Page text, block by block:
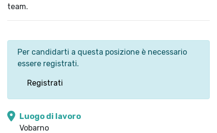
team.
Per candidarti a questa posizione è necessario
essere registrati.
Registrati
Luogo di lavoro
Vobarno